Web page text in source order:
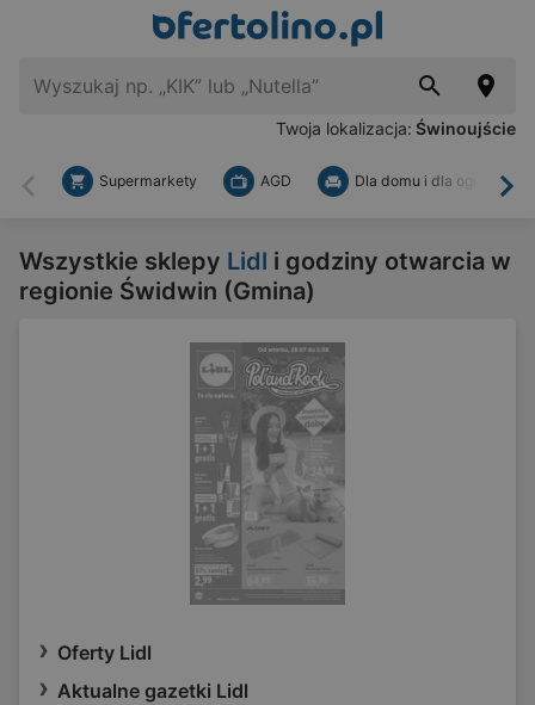
Twoja lokalizacja: Świnoujście
Wstecz
Supermarkety AGD Dla domu i dla ogrodu
Wszystkie sklepy Lidl i godziny otwarcia w
regionie Świdwin (Gmina)
Oferty Lidl
Aktualne gazetki Lidl